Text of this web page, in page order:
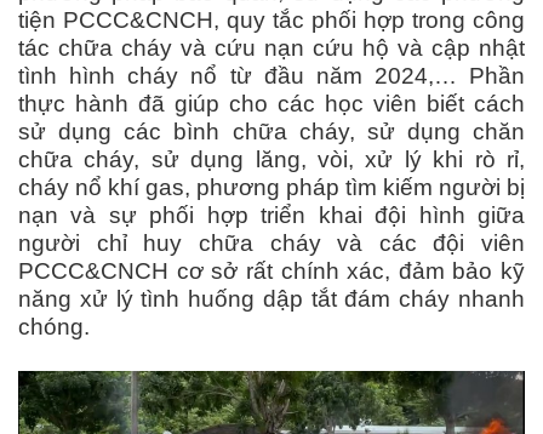
tiện PCCC&CNCH, quy tắc phối hợp trong công
tác chữa cháy và cứu nạn cứu hộ và cập nhật
tình hình cháy nổ từ đầu năm 2024,… Phần
thực hành đã giúp cho các học viên biết cách
sử dụng các bình chữa cháy, sử dụng chăn
chữa cháy, sử dụng lăng, vòi, xử lý khi rò rỉ,
cháy nổ khí gas, phương pháp tìm kiếm người bị
nạn và sự phối hợp triển khai đội hình giữa
người chỉ huy chữa cháy và các đội viên
PCCC&CNCH cơ sở rất chính xác, đảm bảo kỹ
năng xử lý tình huống dập tắt đám cháy nhanh
chóng.